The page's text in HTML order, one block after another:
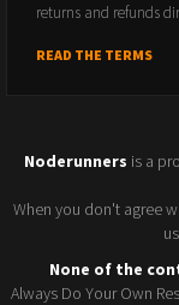
returns and refunds
READ THE TERMS
Noderunners is a
When you don't agree
None of the
Always Do Your Own